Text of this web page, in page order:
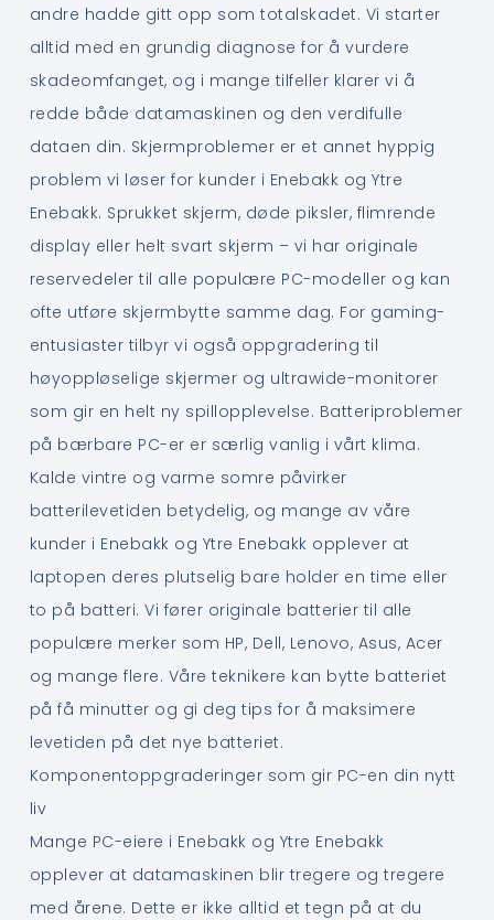
andre hadde gitt opp som totalskadet. Vi starter
alltid med en grundig diagnose for å vurdere
skadeomfanget, og i mange tilfeller klarer vi å
redde både datamaskinen og den verdifulle
dataen din. Skjermproblemer er et annet hyppig
problem vi løser for kunder i Enebakk og Ytre
Enebakk. Sprukket skjerm, døde piksler, flimrende
display eller helt svart skjerm – vi har originale
reservedeler til alle populære PC-modeller og kan
ofte utføre skjermbytte samme dag. For gaming-
entusiaster tilbyr vi også oppgradering til
høyoppløselige skjermer og ultrawide-monitorer
som gir en helt ny spillopplevelse. Batteriproblemer
på bærbare PC-er er særlig vanlig i vårt klima.
Kalde vintre og varme somre påvirker
batterilevetiden betydelig, og mange av våre
kunder i Enebakk og Ytre Enebakk opplever at
laptopen deres plutselig bare holder en time eller
to på batteri. Vi fører originale batterier til alle
populære merker som HP, Dell, Lenovo, Asus, Acer
og mange flere. Våre teknikere kan bytte batteriet
på få minutter og gi deg tips for å maksimere
levetiden på det nye batteriet.
Komponentoppgraderinger som gir PC-en din nytt
liv
Mange PC-eiere i Enebakk og Ytre Enebakk
opplever at datamaskinen blir tregere og tregere
med årene. Dette er ikke alltid et tegn på at du